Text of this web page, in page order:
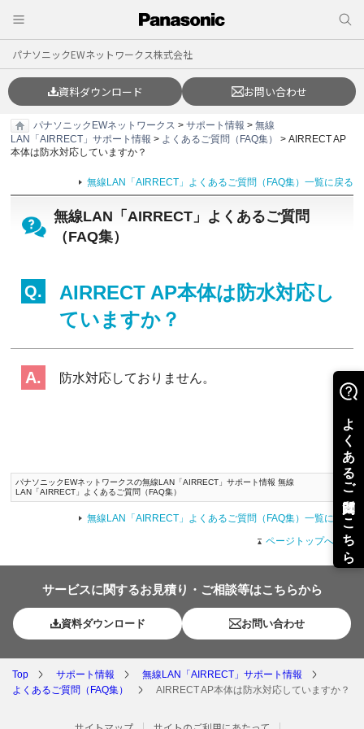
パナソニックEWネットワークス株式会社
資料ダウンロード お問い合わせ
パナソニックEWネットワークス >サポート情報 >無線
LAN「AIRRECT」サポート情報 > よくあるご質問（FAQ集）
> AIRRECT AP
本体は防水対応していますか？
無線LAN「AIRRECT」よくあるご質問（FAQ集）一覧に戻る
無線LAN「AIRRECT」よくあるご質問
（FAQ集）
AIRRECT AP本体は防水対応し
ていますか？
防水対応しておりません。
パナソニックEWネットワークスの無線LAN「AIRRECT」サポート情報 無線
LAN「AIRRECT」よくあるご質問（FAQ集）
無線LAN「AIRRECT」よくあるご質問（FAQ集）一覧に戻る
ページトップへ戻る
サービスに関するお見積り・ご相談等はこちらから
資料ダウンロード お問い合わせ
Top サポート情報
無線LAN「AIRRECT」サポート情報
よくあるご質問（FAQ集）
AIRRECT AP本体は防水対応していますか？